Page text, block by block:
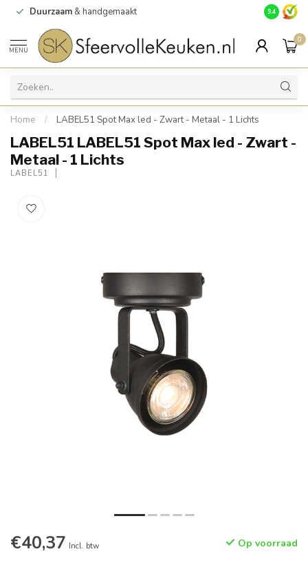
Duurzaam & handgemaakt Gratis
9.4
MENU
0
Home / LABEL51 Spot Max led - Zwart - Metaal - 1 Lichts
LABEL51 LABEL51 Spot Max led - Zwart -
Metaal - 1 Lichts
LABEL51
€40,37 Incl. btw Op voorraad